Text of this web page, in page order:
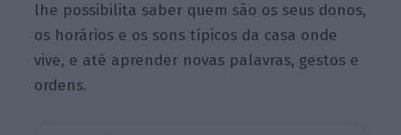
lhe possibilita saber quem são os seus donos,
os horários e os sons típicos da casa onde
vive, e até aprender novas palavras, gestos e
ordens.